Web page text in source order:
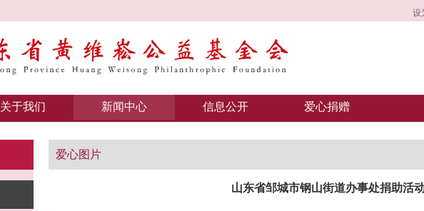
设
关于我们 新闻中心 信息公开 爱心捐赠
爱心图片
山东省邹城市钢山街道办事处捐助活